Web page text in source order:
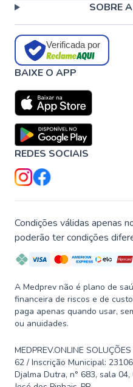
SOBRE
Verificada por
BAIXE O APP
REDES SOCIAIS
Condições válidas apenas
poderão ter condições
A Medprev não é plano de
financeira de riscos e de
paga apenas quando usar,
ou anuidades.
MEDPREV.ONLINE
62 / Inscrição Municipal:
Djalma Dutra, n° 683, sala